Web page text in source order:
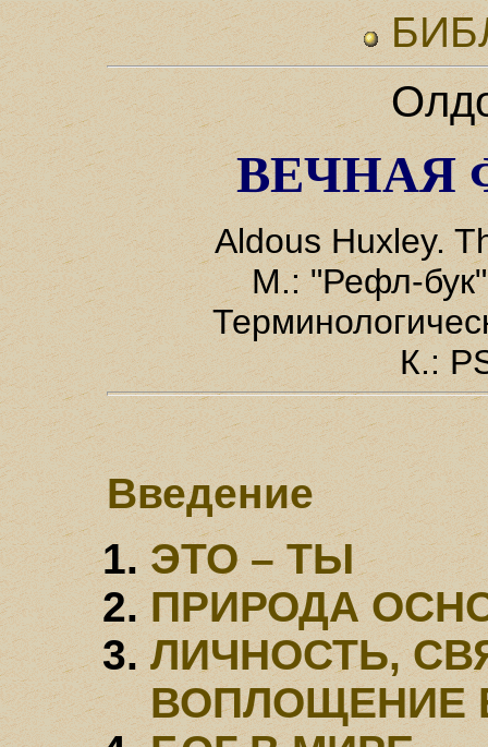
ВЕЧНАЯ
Aldous Huxley.
М.: "Рефл-
К.:
Введение
ЭТО – ТЫ
ПРИРОДА
ЛИЧНОСТЬ,
ВОПЛОЩЕНИЕ